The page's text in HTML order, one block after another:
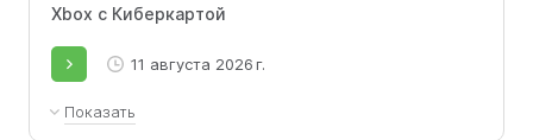
Xbox с Киберкартой
11 августа 2026 г.
Показать